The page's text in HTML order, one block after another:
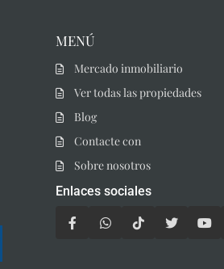
MENÚ
Mercado inmobiliario
Ver todas las propiedades
Blog
Contacte con
Sobre nosotros
Enlaces sociales